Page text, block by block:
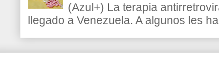
(Azul+) La terapia
llegado a Venezuela. A algunos les